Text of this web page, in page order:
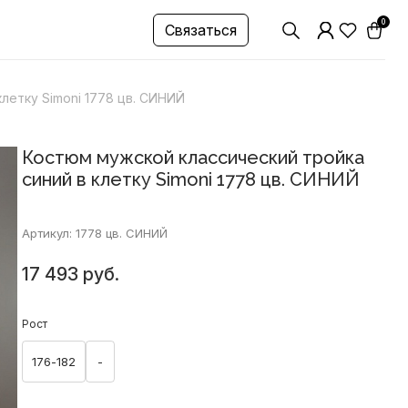
Связаться 0
Simoni 1778 цв. СИНИЙ
Костюм мужской классический тройка
синий в клетку Simoni 1778 цв. СИНИЙ
Артикул: 1778 цв. СИНИЙ
17 493 руб.
Рост
176-182 -